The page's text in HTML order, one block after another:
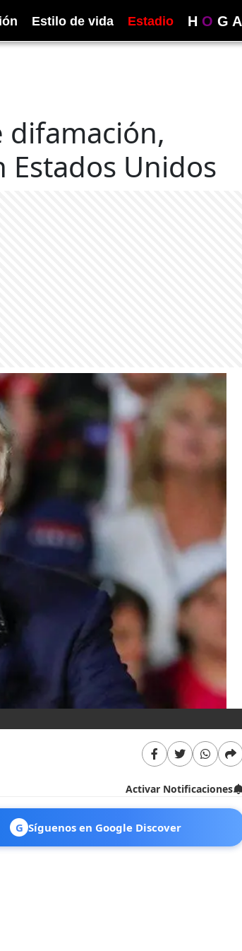
Estilo de vida Estadio H O G A
difamación,
Unidos
Activar Notificaciones
G Síguenos en Google Discover